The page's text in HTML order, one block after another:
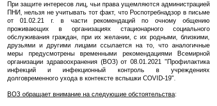
При защите интересов лиц, чьи права ущемляются администрацией
ПНИ, нельзя не учитывать тот факт, что Роспотребнадзор в письме
от 01.02.21 г. в части рекомендаций по очному общению
проживающих в организациях стационарного социального
обслуживания граждан, при их желании, с их родными, близкими,
друзьями и другими лицами ссылается на то, что аналогичные
меры предусмотрены временными рекомендациями Всемирной
организации здравоохранения (ВОЗ) от 08.01.2021 "Профилактика
инфекций и инфекционный контроль в учреждениях
долговременного ухода в контексте вспышки COVID-19".
ВОЗ обращает внимание на следующие обстоятельства: